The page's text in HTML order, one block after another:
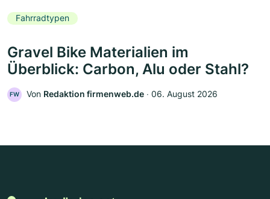
Fahrradtypen
Gravel Bike Materialien im
Überblick: Carbon, Alu oder Stahl?
FW Von Redaktion firmenweb.de ‧ 06. August 2026